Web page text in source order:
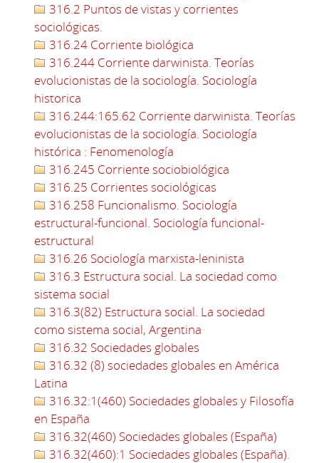
316.2 Puntos de vistas y corrientes
sociológicas.
316.24 Corriente biológica
316.244 Corriente darwinista. Teorías
evolucionistas de la sociología. Sociología
historica
316.244:165.62 Corriente darwinista. Teorías
evolucionistas de la sociología. Sociología
histórica : Fenomenología
316.245 Corriente sociobiológica
316.25 Corrientes sociológicas
316.258 Funcionalismo. Sociología
estructural-funcional. Sociología funcional-
estructural
316.26 Sociología marxista-leninista
316.3 Estructura social. La sociedad como
sistema social
316.3(82) Estructura social. La sociedad
como sistema social, Argentina
316.32 Sociedades globales
316.32 (8) sociedades globales en América
Latina
316.32:1(460) Sociedades globales y Filosofía
en España
316.32(460) Sociedades globales (España)
316.32(460):1 Sociedades globales (España).